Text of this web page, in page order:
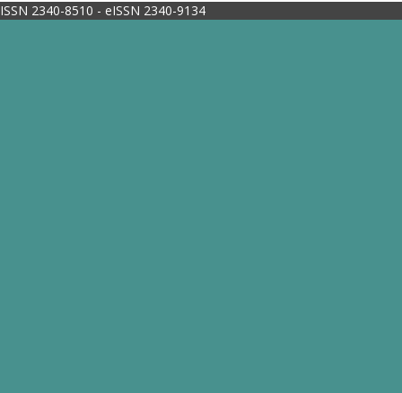
ISSN 2340-8510 - eISSN 2340-9134